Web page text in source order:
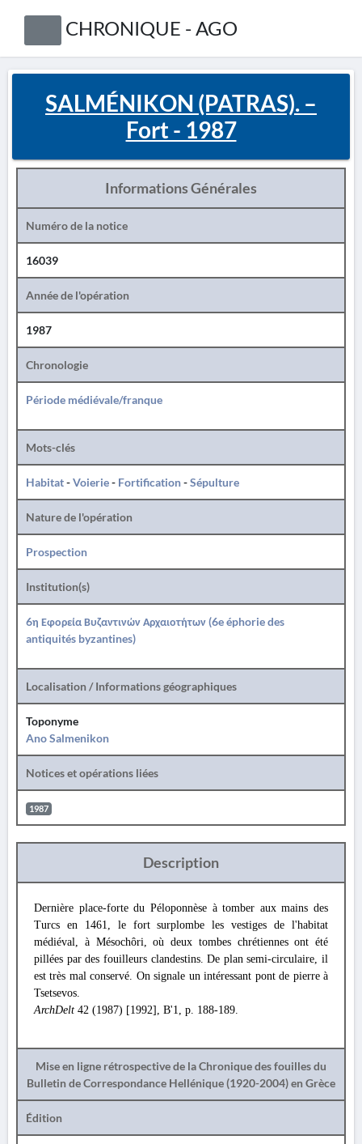
CHRONIQUE - AGO
SALMÉNIKON (PATRAS). –
Fort - 1987
Informations Générales
Numéro de la notice
16039
Année de l'opération
1987
Chronologie
Période médiévale/franque
Mots-clés
Habitat-Voierie- Fortification-Sépulture
Nature de l'opération
Prospection
Institution(s)
6η Εφορεία Βυζαντινών Αρχαιοτήτων (6e éphorie des
antiquités byzantines)
Localisation / Informations géographiques
Toponyme
Ano Salmenikon
Notices et opérations liées
1987
Description
Dernière place-forte du Péloponnèse à tomber aux mains des
Turcs en 1461, le fort surplombe les vestiges de l'habitat
médiéval, à Mésochôri, où deux tombes chrétiennes ont été
pillées par des fouilleurs clandestins. De plan semi-circulaire, il
est très mal conservé. On signale un intéressant pont de pierre à
Tsetsevos.
ArchDelt 42 (1987) [1992], Β'1, p. 188-189.
Mise en ligne rétrospective de la Chronique des fouilles du
Bulletin de Correspondance Hellénique (1920-2004) en Grèce
Édition